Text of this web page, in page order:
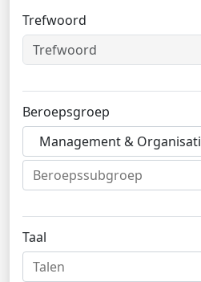
Trefwoord
Beroepsgroep
Management &
Taal